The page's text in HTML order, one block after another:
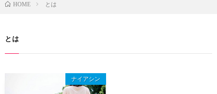
HOME とは
とは
ナイアシン